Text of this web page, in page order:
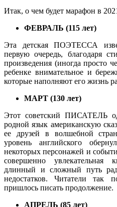
Итак, о чем будет марафон в
ФЕВРАЛЬ (115 лет)
Эта детская ПОЭТЕССА
первую очередь, благодаря
произведения (иногда просто
ребенке внимательное и
которые наполняют его жизнь
МАРТ (130 лет)
Этот советский ПИСАТЕЛЬ
родной язык американскую
ее друзей в волшебной
уровень английского
некоторых персонажей и
совершенно увлекательная
длинный и сложный путь
недостатков. Читатели так
пришлось писать продолжение.
АПРЕЛЬ (85 лет)